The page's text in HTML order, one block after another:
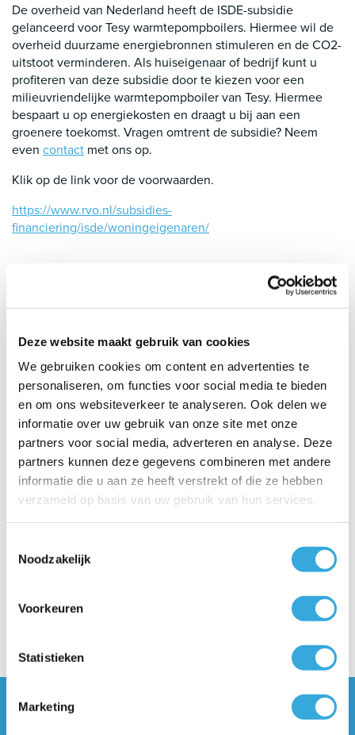
Deze website maakt gebruik van cookies
We gebruiken cookies om content en advertenties te
personaliseren, om functies voor social media te bieden
en om ons websiteverkeer te analyseren. Ook delen we
informatie over uw gebruik van onze site met onze
partners voor social media, adverteren en analyse. Deze
partners kunnen deze gegevens combineren met andere
informatie die u aan ze heeft verstrekt of die ze hebben
verzameld op basis van uw gebruik van hun services.
Noodzakelijk
Voorkeuren
Statistieken
Marketing
De overheid van Nederland heeft de ISDE-subsidie
gelanceerd voor Tesy warmtepompboilers. Hiermee wil de
overheid duurzame energiebronnen stimuleren en de CO2-
uitstoot verminderen. Als huiseigenaar of bedrijf kunt u
profiteren van deze subsidie door te kiezen voor een
milieuvriendelijke warmtepompboiler van Tesy. Hiermee
bespaart u op energiekosten en draagt u bij aan een
groenere toekomst. Vragen omtrent de subsidie? Neem
even contact met ons op.
Klik op de link voor de voorwaarden.
https://www.rvo.nl/subsidies-
financiering/isde/woningeigenaren/
8.9 door 1790 klanten opKiyoh
4.5/5
“Heel goed verpakt en telefonisch
goed geholpen aan een horizontale
Martin Lammers , Mijnsheerenland
4.5/5
“Het uitzoeken van
koud kunstje op
G-J Suijkerbuijk ,